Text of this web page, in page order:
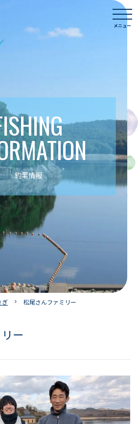
メニュー
釣果情報
ぎ 松尾さんファミリー
ー